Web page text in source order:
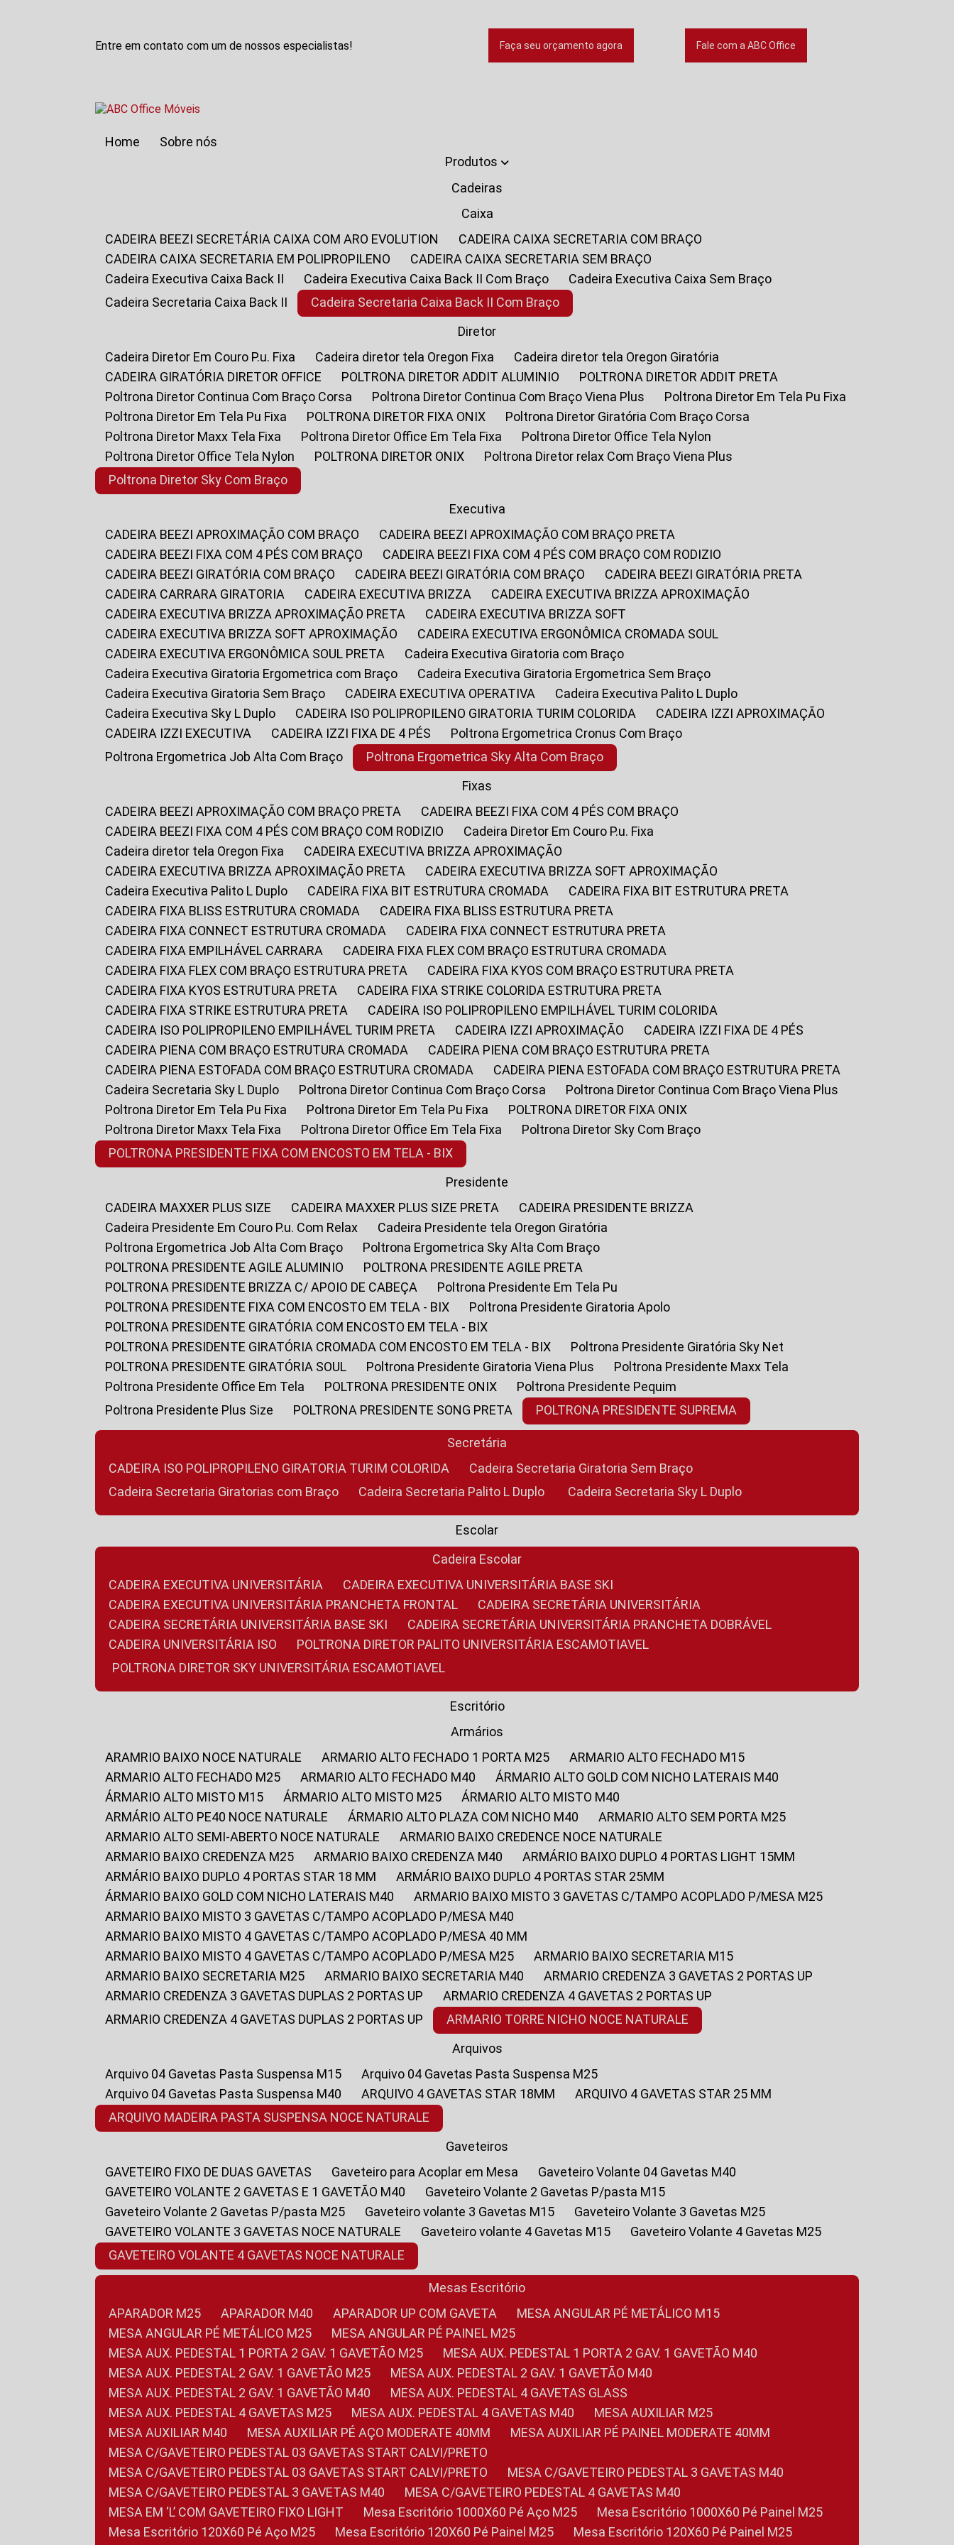
Entre em contato com um de nossos especialistas! Faça seu orçamento agora Fale com a ABC Office
Home
Sobre nós
Produtos
Cadeiras
Caixa
CADEIRA BEEZI SECRETÁRIA CAIXA COM ARO EVOLUTION
CADEIRA CAIXA SECRETARIA COM BRAÇO
CADEIRA CAIXA SECRETARIA EM POLIPROPILENO
CADEIRA CAIXA SECRETARIA SEM BRAÇO
Cadeira Executiva Caixa Back II
Cadeira Executiva Caixa Back II Com Braço
Cadeira Executiva Caixa Sem Braço
Cadeira Secretaria Caixa Back II
Cadeira Secretaria Caixa Back II Com Braço
Diretor
Cadeira Diretor Em Couro P.u. Fixa
Cadeira diretor tela Oregon Fixa
Cadeira diretor tela Oregon Giratória
CADEIRA GIRATÓRIA DIRETOR OFFICE
POLTRONA DIRETOR ADDIT ALUMINIO
POLTRONA DIRETOR ADDIT PRETA
Poltrona Diretor Continua Com Braço Corsa
Poltrona Diretor Continua Com Braço Viena Plus
Poltrona Diretor Em Tela Pu Fixa
Poltrona Diretor Em Tela Pu Fixa
POLTRONA DIRETOR FIXA ONIX
Poltrona Diretor Giratória Com Braço Corsa
Poltrona Diretor Maxx Tela Fixa
Poltrona Diretor Office Em Tela Fixa
Poltrona Diretor Office Tela Nylon
Poltrona Diretor Office Tela Nylon
POLTRONA DIRETOR ONIX
Poltrona Diretor relax Com Braço Viena Plus
Poltrona Diretor Sky Com Braço
Executiva
CADEIRA BEEZI APROXIMAÇÃO COM BRAÇO
CADEIRA BEEZI APROXIMAÇÃO COM BRAÇO PRETA
CADEIRA BEEZI FIXA COM 4 PÉS COM BRAÇO
CADEIRA BEEZI FIXA COM 4 PÉS COM BRAÇO COM RODIZIO
CADEIRA BEEZI GIRATÓRIA COM BRAÇO
CADEIRA BEEZI GIRATÓRIA COM BRAÇO
CADEIRA BEEZI GIRATÓRIA PRETA
CADEIRA CARRARA GIRATORIA
CADEIRA EXECUTIVA BRIZZA
CADEIRA EXECUTIVA BRIZZA APROXIMAÇÃO
CADEIRA EXECUTIVA BRIZZA APROXIMAÇÃO PRETA
CADEIRA EXECUTIVA BRIZZA SOFT
CADEIRA EXECUTIVA BRIZZA SOFT APROXIMAÇÃO
CADEIRA EXECUTIVA ERGONÔMICA CROMADA SOUL
CADEIRA EXECUTIVA ERGONÔMICA SOUL PRETA
Cadeira Executiva Giratoria com Braço
Cadeira Executiva Giratoria Ergometrica com Braço
Cadeira Executiva Giratoria Ergometrica Sem Braço
Cadeira Executiva Giratoria Sem Braço
CADEIRA EXECUTIVA OPERATIVA
Cadeira Executiva Palito L Duplo
Cadeira Executiva Sky L Duplo
CADEIRA ISO POLIPROPILENO GIRATORIA TURIM COLORIDA
CADEIRA IZZI APROXIMAÇÃO
CADEIRA IZZI EXECUTIVA
CADEIRA IZZI FIXA DE 4 PÉS
Poltrona Ergometrica Cronus Com Braço
Poltrona Ergometrica Job Alta Com Braço
Poltrona Ergometrica Sky Alta Com Braço
Fixas
CADEIRA BEEZI APROXIMAÇÃO COM BRAÇO PRETA
CADEIRA BEEZI FIXA COM 4 PÉS COM BRAÇO
CADEIRA BEEZI FIXA COM 4 PÉS COM BRAÇO COM RODIZIO
Cadeira Diretor Em Couro P.u. Fixa
Cadeira diretor tela Oregon Fixa
CADEIRA EXECUTIVA BRIZZA APROXIMAÇÃO
CADEIRA EXECUTIVA BRIZZA APROXIMAÇÃO PRETA
CADEIRA EXECUTIVA BRIZZA SOFT APROXIMAÇÃO
Cadeira Executiva Palito L Duplo
CADEIRA FIXA BIT ESTRUTURA CROMADA
CADEIRA FIXA BIT ESTRUTURA PRETA
CADEIRA FIXA BLISS ESTRUTURA CROMADA
CADEIRA FIXA BLISS ESTRUTURA PRETA
CADEIRA FIXA CONNECT ESTRUTURA CROMADA
CADEIRA FIXA CONNECT ESTRUTURA PRETA
CADEIRA FIXA EMPILHÁVEL CARRARA
CADEIRA FIXA FLEX COM BRAÇO ESTRUTURA CROMADA
CADEIRA FIXA FLEX COM BRAÇO ESTRUTURA PRETA
CADEIRA FIXA KYOS COM BRAÇO ESTRUTURA PRETA
CADEIRA FIXA KYOS ESTRUTURA PRETA
CADEIRA FIXA STRIKE COLORIDA ESTRUTURA PRETA
CADEIRA FIXA STRIKE ESTRUTURA PRETA
CADEIRA ISO POLIPROPILENO EMPILHÁVEL TURIM COLORIDA
CADEIRA ISO POLIPROPILENO EMPILHÁVEL TURIM PRETA
CADEIRA IZZI APROXIMAÇÃO
CADEIRA IZZI FIXA DE 4 PÉS
CADEIRA PIENA COM BRAÇO ESTRUTURA CROMADA
CADEIRA PIENA COM BRAÇO ESTRUTURA PRETA
CADEIRA PIENA ESTOFADA COM BRAÇO ESTRUTURA CROMADA
CADEIRA PIENA ESTOFADA COM BRAÇO ESTRUTURA PRETA
Cadeira Secretaria Sky L Duplo
Poltrona Diretor Continua Com Braço Corsa
Poltrona Diretor Continua Com Braço Viena Plus
Poltrona Diretor Em Tela Pu Fixa
Poltrona Diretor Em Tela Pu Fixa
POLTRONA DIRETOR FIXA ONIX
Poltrona Diretor Maxx Tela Fixa
Poltrona Diretor Office Em Tela Fixa
Poltrona Diretor Sky Com Braço
POLTRONA PRESIDENTE FIXA COM ENCOSTO EM TELA - BIX
Presidente
CADEIRA MAXXER PLUS SIZE
CADEIRA MAXXER PLUS SIZE PRETA
CADEIRA PRESIDENTE BRIZZA
Cadeira Presidente Em Couro P.u. Com Relax
Cadeira Presidente tela Oregon Giratória
Poltrona Ergometrica Job Alta Com Braço
Poltrona Ergometrica Sky Alta Com Braço
POLTRONA PRESIDENTE AGILE ALUMINIO
POLTRONA PRESIDENTE AGILE PRETA
POLTRONA PRESIDENTE BRIZZA C/ APOIO DE CABEÇA
Poltrona Presidente Em Tela Pu
POLTRONA PRESIDENTE FIXA COM ENCOSTO EM TELA - BIX
Poltrona Presidente Giratoria Apolo
POLTRONA PRESIDENTE GIRATÓRIA COM ENCOSTO EM TELA - BIX
POLTRONA PRESIDENTE GIRATÓRIA CROMADA COM ENCOSTO EM TELA - BIX
Poltrona Presidente Giratória Sky Net
POLTRONA PRESIDENTE GIRATÓRIA SOUL
Poltrona Presidente Giratoria Viena Plus
Poltrona Presidente Maxx Tela
Poltrona Presidente Office Em Tela
POLTRONA PRESIDENTE ONIX
Poltrona Presidente Pequim
Poltrona Presidente Plus Size
POLTRONA PRESIDENTE SONG PRETA POLTRONA PRESIDENTE SUPREMA
Secretária
CADEIRA ISO POLIPROPILENO GIRATORIA TURIM COLORIDA
Cadeira Secretaria Giratoria Sem Braço
Cadeira Secretaria Giratorias com Braço
Cadeira Secretaria Palito L Duplo Cadeira Secretaria Sky L Duplo
Escolar
Cadeira Escolar
CADEIRA EXECUTIVA UNIVERSITÁRIA
CADEIRA EXECUTIVA UNIVERSITÁRIA BASE SKI
CADEIRA EXECUTIVA UNIVERSITÁRIA PRANCHETA FRONTAL
CADEIRA SECRETÁRIA UNIVERSITÁRIA
CADEIRA SECRETÁRIA UNIVERSITÁRIA BASE SKI
CADEIRA SECRETÁRIA UNIVERSITÁRIA PRANCHETA DOBRÁVEL
CADEIRA UNIVERSITÁRIA ISO
POLTRONA DIRETOR PALITO UNIVERSITÁRIA ESCAMOTIAVEL
POLTRONA DIRETOR SKY UNIVERSITÁRIA ESCAMOTIAVEL
Escritório
Armários
ARAMRIO BAIXO NOCE NATURALE
ARMARIO ALTO FECHADO 1 PORTA M25
ARMARIO ALTO FECHADO M15
ARMARIO ALTO FECHADO M25
ARMARIO ALTO FECHADO M40
ÁRMARIO ALTO GOLD COM NICHO LATERAIS M40
ÁRMARIO ALTO MISTO M15
ÁRMARIO ALTO MISTO M25
ÁRMARIO ALTO MISTO M40
ARMÁRIO ALTO PE40 NOCE NATURALE
ÁRMARIO ALTO PLAZA COM NICHO M40
ARMARIO ALTO SEM PORTA M25
ARMARIO ALTO SEMI-ABERTO NOCE NATURALE
ARMARIO BAIXO CREDENCE NOCE NATURALE
ARMARIO BAIXO CREDENZA M25
ARMARIO BAIXO CREDENZA M40
ARMÁRIO BAIXO DUPLO 4 PORTAS LIGHT 15MM
ARMÁRIO BAIXO DUPLO 4 PORTAS STAR 18 MM
ARMÁRIO BAIXO DUPLO 4 PORTAS STAR 25MM
ÁRMARIO BAIXO GOLD COM NICHO LATERAIS M40
ARMARIO BAIXO MISTO 3 GAVETAS C/TAMPO ACOPLADO P/MESA M25
ARMARIO BAIXO MISTO 3 GAVETAS C/TAMPO ACOPLADO P/MESA M40
ARMARIO BAIXO MISTO 4 GAVETAS C/TAMPO ACOPLADO P/MESA 40 MM
ARMARIO BAIXO MISTO 4 GAVETAS C/TAMPO ACOPLADO P/MESA M25
ARMARIO BAIXO SECRETARIA M15
ARMARIO BAIXO SECRETARIA M25
ARMARIO BAIXO SECRETARIA M40
ARMARIO CREDENZA 3 GAVETAS 2 PORTAS UP
ARMARIO CREDENZA 3 GAVETAS DUPLAS 2 PORTAS UP
ARMARIO CREDENZA 4 GAVETAS 2 PORTAS UP
ARMARIO CREDENZA 4 GAVETAS DUPLAS 2 PORTAS UP
ARMARIO TORRE NICHO NOCE NATURALE
Arquivos
Arquivo 04 Gavetas Pasta Suspensa M15
Arquivo 04 Gavetas Pasta Suspensa M25
Arquivo 04 Gavetas Pasta Suspensa M40
ARQUIVO 4 GAVETAS STAR 18MM
ARQUIVO 4 GAVETAS STAR 25 MM
ARQUIVO MADEIRA PASTA SUSPENSA NOCE NATURALE
Gaveteiros
GAVETEIRO FIXO DE DUAS GAVETAS
Gaveteiro para Acoplar em Mesa
Gaveteiro Volante 04 Gavetas M40
GAVETEIRO VOLANTE 2 GAVETAS E 1 GAVETÃO M40
Gaveteiro Volante 2 Gavetas P/pasta M15
Gaveteiro Volante 2 Gavetas P/pasta M25
Gaveteiro volante 3 Gavetas M15
Gaveteiro Volante 3 Gavetas M25
GAVETEIRO VOLANTE 3 GAVETAS NOCE NATURALE
Gaveteiro volante 4 Gavetas M15
Gaveteiro Volante 4 Gavetas M25
GAVETEIRO VOLANTE 4 GAVETAS NOCE NATURALE
Mesas Escritório
APARADOR M25
APARADOR M40 APARADOR UP COM GAVETA
MESA ANGULAR PÉ METÁLICO M15
MESA ANGULAR PÉ METÁLICO M25
MESA ANGULAR PÉ PAINEL M25
MESA AUX. PEDESTAL 1 PORTA 2 GAV. 1 GAVETÃO M25
MESA AUX. PEDESTAL 1 PORTA 2 GAV. 1 GAVETÃO M40
MESA AUX. PEDESTAL 2 GAV. 1 GAVETÃO M25
MESA AUX. PEDESTAL 2 GAV. 1 GAVETÃO M40
MESA AUX. PEDESTAL 2 GAV. 1 GAVETÃO M40
MESA AUX. PEDESTAL 4 GAVETAS GLASS
MESA AUX. PEDESTAL 4 GAVETAS M25
MESA AUX. PEDESTAL 4 GAVETAS M40
MESA AUXILIAR M25
MESA AUXILIAR M40
MESA AUXILIAR PÉ AÇO MODERATE 40MM
MESA AUXILIAR PÉ PAINEL MODERATE 40MM
MESA C/GAVETEIRO PEDESTAL 03 GAVETAS START CALVI/PRETO
MESA C/GAVETEIRO PEDESTAL 03 GAVETAS START CALVI/PRETO
MESA C/GAVETEIRO PEDESTAL 3 GAVETAS M40
MESA C/GAVETEIRO PEDESTAL 3 GAVETAS M40
MESA C/GAVETEIRO PEDESTAL 4 GAVETAS M40
MESA EM ‘L’ COM GAVETEIRO FIXO LIGHT
Mesa Escritório 1000X60 Pé Aço M25
Mesa Escritório 1000X60 Pé Painel M25
Mesa Escritório 120X60 Pé Aço M25
Mesa Escritório 120X60 Pé Painel M25
Mesa Escritório 120X60 Pé Painel M25